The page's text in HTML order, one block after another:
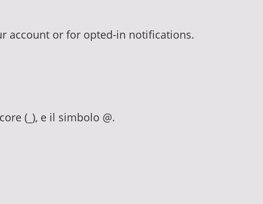
account or for opted-in notifications.
(_), e il simbolo @.